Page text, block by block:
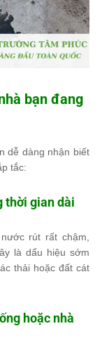
bạn đang
dễ dàng nhận biết
tắc:
thời gian dài
rút rất chậm,
là dấu hiệu sớm
thải hoặc đất cát
hoặc nhà